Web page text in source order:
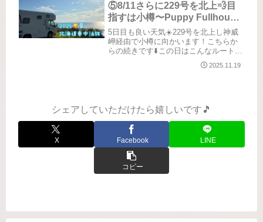
⑤8/11さらに229号を北上💨目
指すは小樽〜Puppy Fullhouse
初の北海道
5日目も良い天気☀️229号を北上し神威
岬経由で小樽に向かいます！こちらか
らの続きです⬇️この日はこんなルート
で。5日目の目覚めは『道の駅 オスコ
イ！かもえない（神恵内村）』昨夜の
2025.11.19
シェアしていただけたら嬉しいです🎵
X Facebook LINE
コピー